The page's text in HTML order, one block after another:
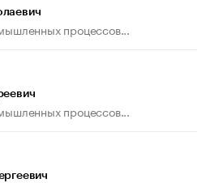
процессов...
процессов...